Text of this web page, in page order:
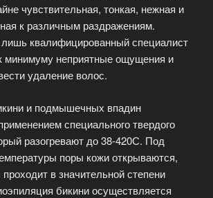
чувствительная, тонкая, нежная и
к различным раздражениям.
квалифицированный специалист
минимуму неприятные ощущения и
удаление волос.
и подмышечных впадин
специального твердого
разогревают до 38-420С. Под
поры кожи открываются,
в значительной степени
бикини осуществляется